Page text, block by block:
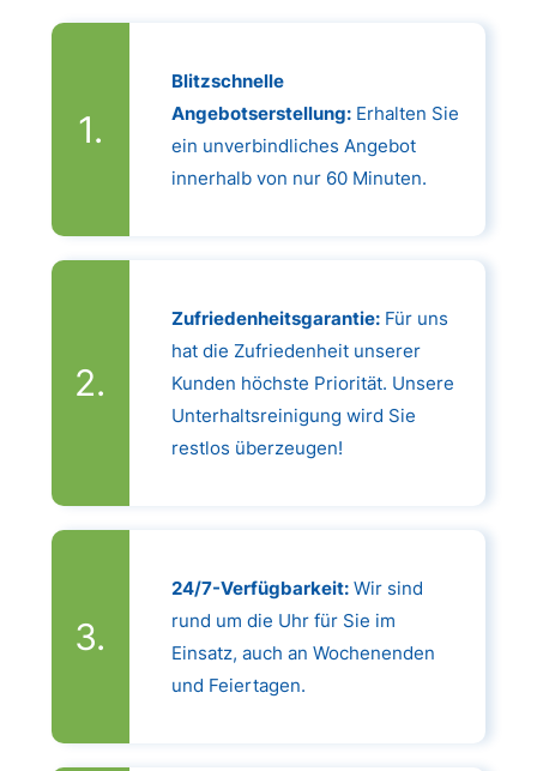
Blitzschnelle
Angebotserstellung:Erhalten Sie
ein unverbindliches Angebot
innerhalb von nur 60 Minuten.
Zufriedenheitsgarantie:Für uns
hat die Zufriedenheit unserer
Kunden höchste Priorität. Unsere
Unterhaltsreinigung wird Sie
restlos überzeugen!
24/7-Verfügbarkeit:Wir sind
rund um die Uhr für Sie im
Einsatz, auch an Wochenenden
und Feiertagen.